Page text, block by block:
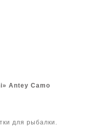
Antey Camo
для рыбалки.